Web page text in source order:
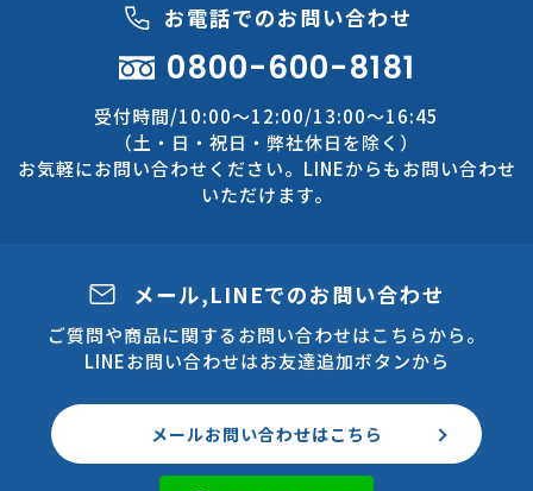
お電話でのお問い合わせ
0800-600-8181
受付時間/10:00～12:00/13:00～16:45
（土・日・祝日・弊社休日を除く）
お気軽にお問い合わせください。LINEからもお問い合わせ
いただけます。
メール,LINEでのお問い合わせ
ご質問や商品に関するお問い合わせはこちらから。
LINEお問い合わせはお友達追加ボタンから
メールお問い合わせはこちら